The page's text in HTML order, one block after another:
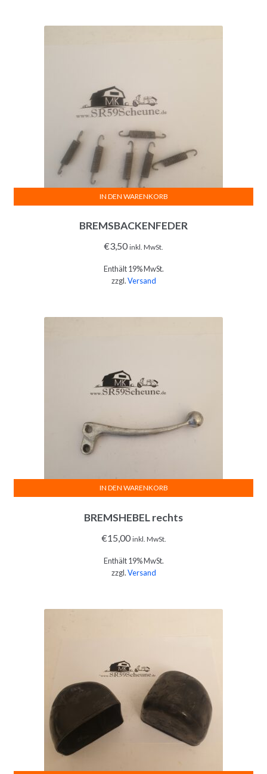
BREMSBACKENFEDER
€3,50 inkl. MwSt.
Enthält 19% MwSt.
zzgl.Versand
IN DEN WARENKORB
BREMSHEBEL rechts
€15,00 inkl. MwSt.
Enthält 19% MwSt.
zzgl.Versand
IN DEN WARENKORB